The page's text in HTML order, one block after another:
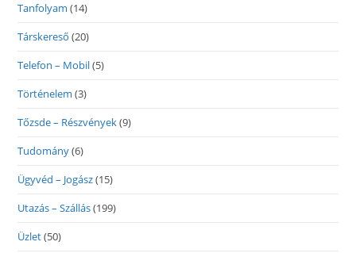
Tanfolyam (14)
Társkereső (20)
Telefon – Mobil(5)
Történelem (3)
Tőzsde – Részvények(9)
Tudomány(6)
Ügyvéd – Jogász(15)
Utazás – Szállás(199)
Üzlet(50)